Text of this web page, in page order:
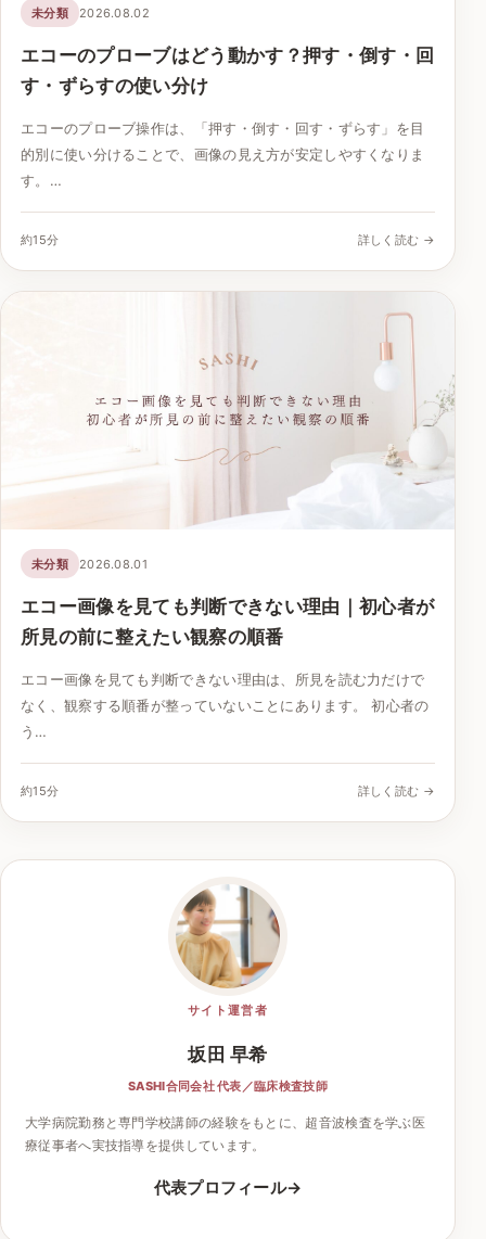
未分類 2026.08.02
エコーのプローブはどう動かす？押す・倒す・回
す・ずらすの使い分け
エコーのプローブ操作は、「押す・倒す・回す・ずらす」を目
的別に使い分けることで、画像の見え方が安定しやすくなりま
す。…
約15分 詳しく読む →
未分類 2026.08.01
エコー画像を見ても判断できない理由｜初心者が
所見の前に整えたい観察の順番
エコー画像を見ても判断できない理由は、所見を読む力だけで
なく、観察する順番が整っていないことにあります。 初心者の
う…
約15分 詳しく読む →
サイト運営者
坂田 早希
SASHI合同会社 代表／臨床検査技師
大学病院勤務と専門学校講師の経験をもとに、超音波検査を学ぶ医
療従事者へ実技指導を提供しています。
代表プロフィール